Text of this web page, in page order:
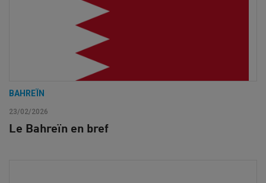
BAHREÏN
23/02/2026
Le Bahreïn en bref